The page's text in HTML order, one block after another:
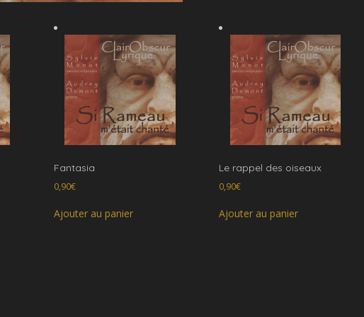
Fantasia
0,90€
Ajouter au panier
Le rappel des oiseaux
0,90€
Ajouter au panier